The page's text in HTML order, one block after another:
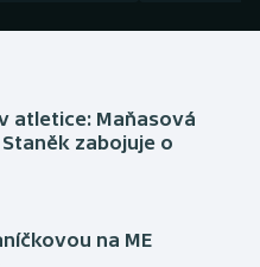
atletice: Maňasová
zabojuje o
na ME